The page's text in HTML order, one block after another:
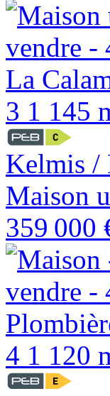
3 1 145
Kelmis /
Maison
359 000
4 1 120